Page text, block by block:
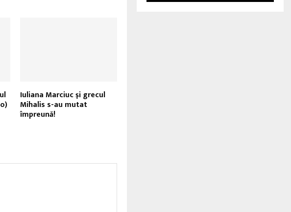
Iuliana Marciuc şi grecul
Mihalis s-au mutat
împreună!